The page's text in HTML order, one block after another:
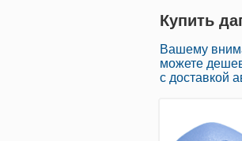
Купить
Вашему
можете
с доставкой